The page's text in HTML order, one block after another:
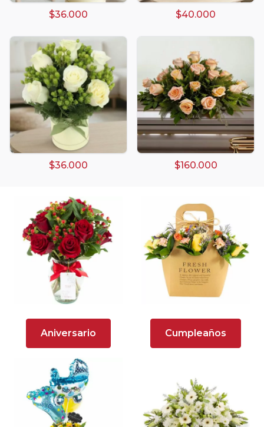
$36.000 $40.000
$36.000 $160.000
Aniversario Cumpleaños
Arreglos damasco
Arreglos de Globos
Arreglos Florales
Arreglos florales amarillos
Arreglos florales de color rojo
Arreglos Florales en Florero
Arreglos florales en tono blanco
Arreglos florales en tono lila
Arreglos florales en tono naranja
Arreglos Florales para Aniversario
Arreglos florales para dar agradecimiento
Arreglos Florales para Defunciones
Arreglos Florales para Eventos
Arreglos florales románticos